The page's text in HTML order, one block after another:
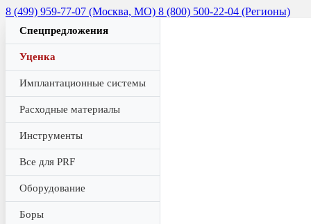
8 (499) 959-77-07 (Москва, МО) 8 (800) 500-22-04 (Регионы)
Спецпредложения
Уценка
Имплантационные системы
Расходные материалы
Инструменты
Все для PRF
Оборудование
Боры